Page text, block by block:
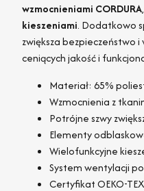
wzmocnieniami CORDURA
kieszeniami. Dodatkowo
zwiększa bezpieczeństwo
ceniących jakość i
Materiał: 65%
Wzmocnienia z
Potrójne szwy
Elementy
Wielofunkcyjne
System wentylacji
Certyfikat OEKO-